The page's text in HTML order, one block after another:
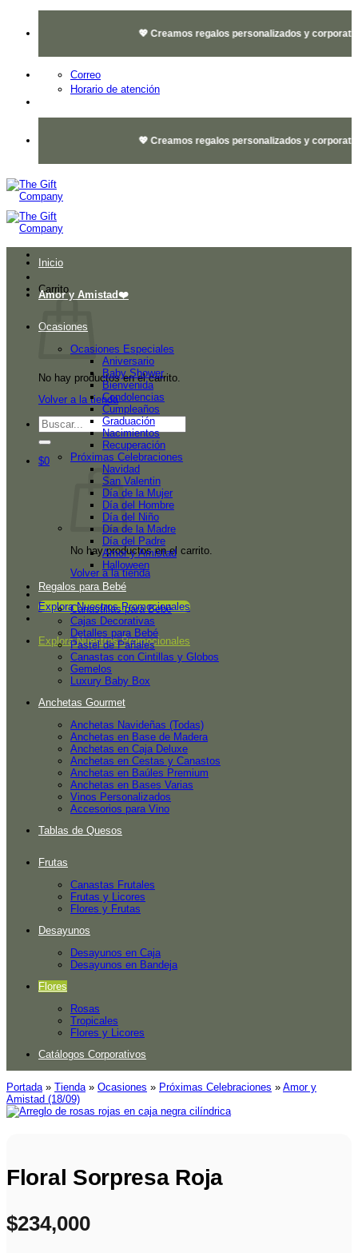
💖 Creamos regalos personalizados y
Correo
Horario de atención
💖 Creamos regalos personalizados y
Carrito
No hay productos en el carrito.
Volver a la tienda
Buscar
por:
$0
No hay productos en el carrito.
Volver a la tienda
Explora Nuestros Promocionales
Explora Nuestros Promocionales
Inicio
Amor y Amistad❤️
Ocasiones
Ocasiones Especiales
Aniversario
Baby Shower
Bienvenida
Condolencias
Cumpleaños
Graduación
Nacimientos
Recuperación
Próximas Celebraciones
Navidad
San Valentin
Día de la Mujer
Día del Hombre
Día del Niño
Día de la Madre
Día del Padre
Amor y Amistad
Halloween
Regalos para Bebé
Canastillas para Bebé
Cajas Decorativas
Detalles para Bebé
Pastel de Pañales
Canastas con Cintillas y Globos
Gemelos
Luxury Baby Box
Anchetas Gourmet
Anchetas Navideñas (Todas)
Anchetas en Base de Madera
Anchetas en Caja Deluxe
Anchetas en Cestas y Canastos
Anchetas en Baúles Premium
Anchetas en Bases Varias
Vinos Personalizados
Accesorios para Vino
Tablas de Quesos
Frutas
Canastas Frutales
Frutas y Licores
Flores y Frutas
Desayunos
Desayunos en Caja
Desayunos en Bandeja
Flores
Rosas
Tropicales
Flores y Licores
Catálogos Corporativos
Portada » Tienda » Ocasiones » Próximas Celebraciones » Amor y
Amistad (18/09)
Floral Sorpresa Roja
$234,000